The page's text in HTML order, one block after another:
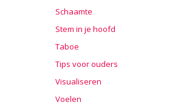
Schaamte
Stem in je hoofd
Taboe
Tips voor ouders
Visualiseren
Voelen